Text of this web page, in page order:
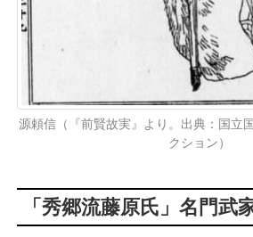
源頼信（『前賢故実』より。出典：国立
クション）
「秀郷流藤原氏」名門武